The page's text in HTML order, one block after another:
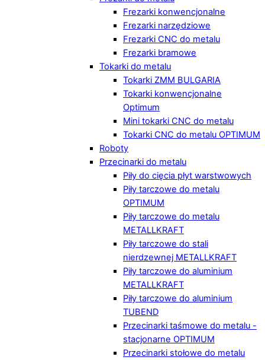
Frezarki konwencjonalne
Frezarki narzędziowe
Frezarki CNC do metalu
Frezarki bramowe
Tokarki do metalu
Tokarki ZMM BULGARIA
Tokarki konwencjonalne
Optimum
Mini tokarki CNC do metalu
Tokarki CNC do metalu OPTIMUM
Roboty
Przecinarki do metalu
Piły do cięcia płyt warstwowych
Piły tarczowe do metalu
OPTIMUM
Piły tarczowe do metalu
METALLKRAFT
Piły tarczowe do stali
nierdzewnej METALLKRAFT
Piły tarczowe do aluminium
METALLKRAFT
Piły tarczowe do aluminium
TUBEND
Przecinarki taśmowe do metalu -
stacjonarne OPTIMUM
Przecinarki stołowe do metalu